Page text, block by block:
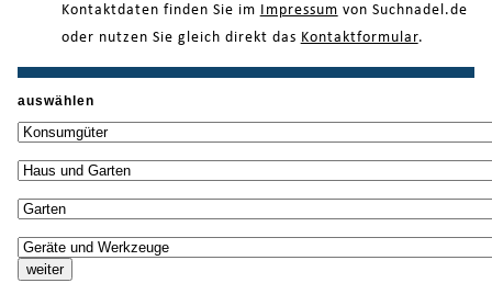
Kontaktdaten finden Sie im
Impressum von Suchnadel.de
oder nutzen Sie gleich direkt das Kontaktformular.
auswählen